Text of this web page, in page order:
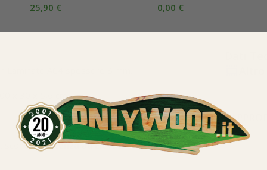
25,90 € 0,00 €
x 30 x 5,6 cm
Resistenza ad Elevati Carichi